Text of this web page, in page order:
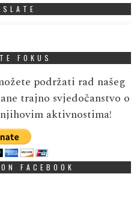
FOKUS
podržati rad našeg
trajno svjedočanstvo o
aktivnostima!
FACEBOOK